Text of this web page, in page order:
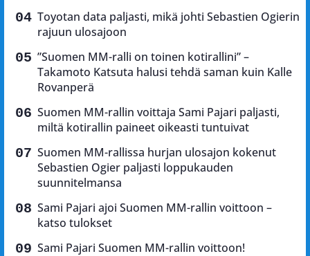
Toyotan data paljasti, mikä johti Sebastien Ogierin
rajuun ulosajoon
”Suomen MM-ralli on toinen kotirallini” –
Takamoto Katsuta halusi tehdä saman kuin Kalle
Rovanperä
Suomen MM-rallin voittaja Sami Pajari paljasti,
miltä kotirallin paineet oikeasti tuntuivat
Suomen MM-rallissa hurjan ulosajon kokenut
Sebastien Ogier paljasti loppukauden
suunnitelmansa
Sami Pajari ajoi Suomen MM-rallin voittoon –
katso tulokset
Sami Pajari Suomen MM-rallin voittoon!